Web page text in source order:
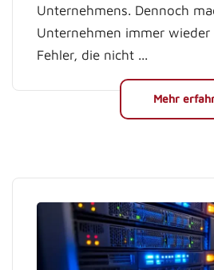
Unternehmens. Dennoch
Unternehmen immer wieder
Fehler, die nicht ...
Mehr